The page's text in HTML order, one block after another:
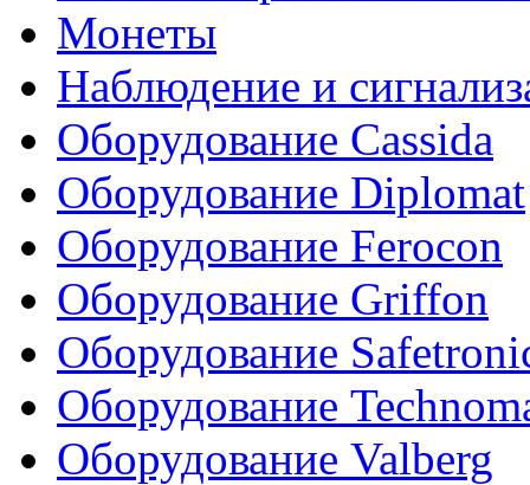
Монеты
Наблюдение и
Оборудование Cassida
Оборудование Diplomat
Оборудование Ferocon
Оборудование Griffon
Оборудование
Оборудование
Оборудование Valberg